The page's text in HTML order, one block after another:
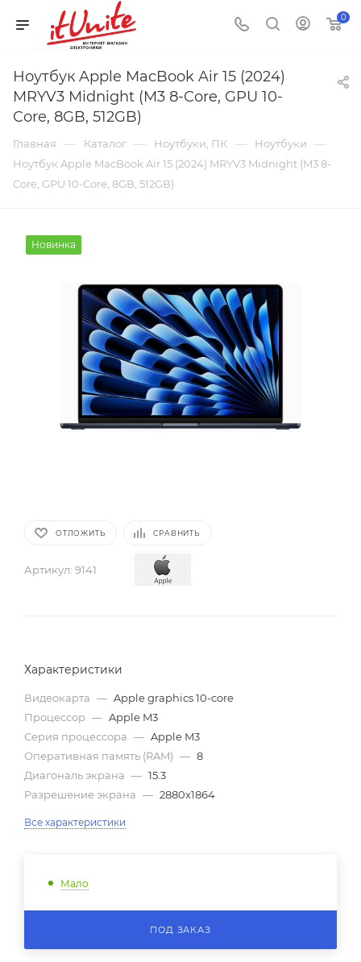
0
Ноутбук Apple MacBook Air 15 (2024)
MRYV3 Midnight (M3 8-Core, GPU 10-
Core, 8GB, 512GB)
Главная — Каталог — Ноутбуки, ПК — Ноутбуки —
Ноутбук Apple MacBook Air 15 (2024) MRYV3 Midnight (M3 8-
Core, GPU 10-Core, 8GB, 512GB)
Новинка
ОТЛОЖИТЬ СРАВНИТЬ
Артикул: 9141
Характеристики
Видеокарта — Apple graphics 10-core
Процессор — Apple M3
Серия процессора — Apple M3
Оперативная память (RAM) — 8
Диагональ экрана — 15.3
Разрешение экрана — 2880x1864
Все характеристики
Мало
ПОД ЗАКАЗ